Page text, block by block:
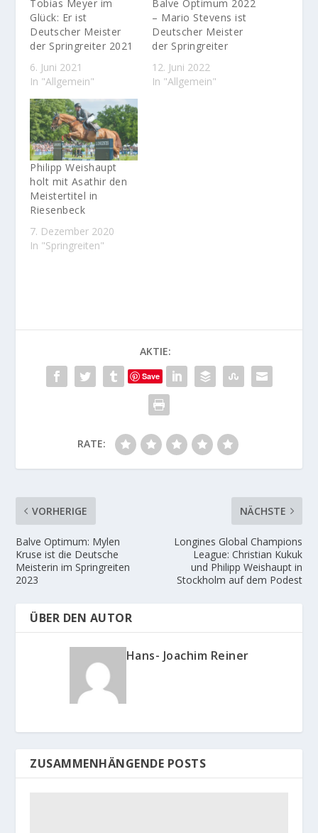
Tobias Meyer im
Glück: Er ist
Deutscher Meister
der Springreiter 2021
6. Juni 2021
In "Allgemein"
Balve Optimum 2022
– Mario Stevens ist
Deutscher Meister
der Springreiter
12. Juni 2022
In "Allgemein"
Philipp Weishaupt
holt mit Asathir den
Meistertitel in
Riesenbeck
7. Dezember 2020
In "Springreiten"
AKTIE:
Save
RATE:
VORHERIGE
Balve Optimum: Mylen
Kruse ist die Deutsche
Meisterin im Springreiten
2023
NÄCHSTE
Longines Global Champions
League: Christian Kukuk
und Philipp Weishaupt in
Stockholm auf dem Podest
ÜBER DEN AUTOR
Hans- Joachim Reiner
ZUSAMMENHÄNGENDE POSTS